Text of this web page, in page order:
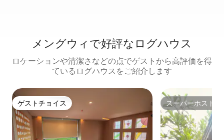
メングウィで好評なログハウス
ロケーションや清潔さなどの点でゲストから高評価を得
ているログハウスをご紹介します
ゲストチョイス
ゲストチョイス スーパーホスト
スーパーホスト